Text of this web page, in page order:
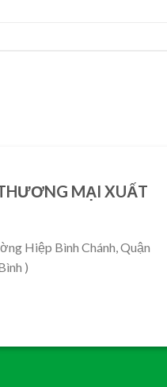
MẠI XUẤT
Hiệp Bình Chánh, Quận
)